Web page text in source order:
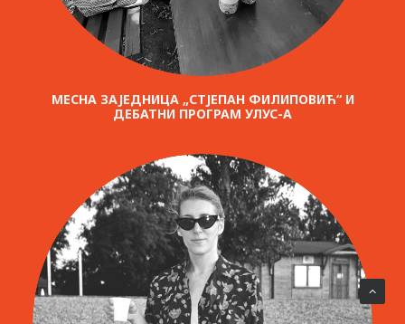
МЕСНА ЗАЈЕДНИЦА „СТЈЕПАН ФИЛИПОВИЋ“ И
ДЕБАТНИ ПРОГРАМ УЛУС-А